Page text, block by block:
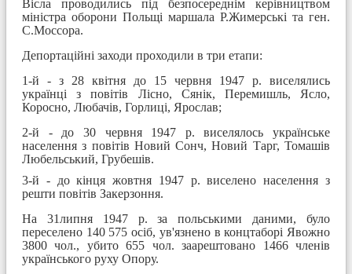
Вісла проводились під безпосереднім керівництвом
міністра оборони Польщі маршала Р.Жимерські та ген.
С.Моссора.
Депортаційні заходи проходили в три етапи:
1-й - з 28 квітня до 15 червня 1947 р. виселялись
українці з повітів Лісно, Сянік, Перемишль, Ясло,
Коросно, Любачів, Горлиці, Ярослав;
2-й - до 30 червня 1947 р. виселялось українське
населення з повітів Новий Сонч, Новий Тарг, Томашів
Любельський, Грубешів.
3-й - до кінця жовтня 1947 р. виселено населення з
решти повітів Закерзоння.
На 31липня 1947 р. за польськими даними, було
переселено 140 575 осіб, ув'язнено в концтаборі Явожно
3800 чол., убито 655 чол. заарештовано 1466 членів
українського руху Опору.